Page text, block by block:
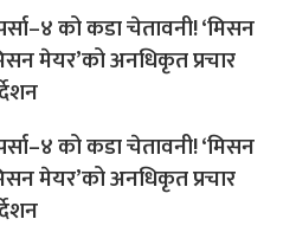
को कडा चेतावनी! ‘मिसन
मेयर’को अनधिकृत प्रचार
को कडा चेतावनी! ‘मिसन
मेयर’को अनधिकृत प्रचार